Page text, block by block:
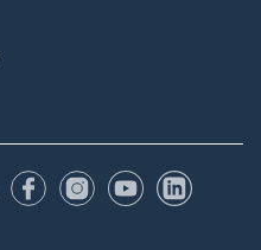
FacebookInstagram
YouTube